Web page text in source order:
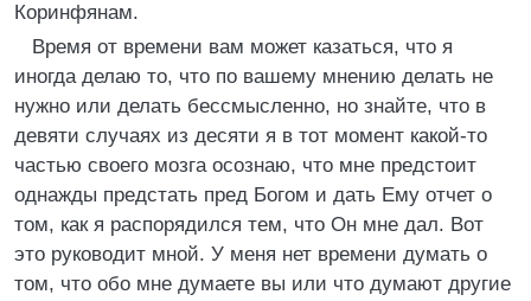
Коринфянам.
Время от времени вам может казаться, что я
иногда делаю то, что по вашему мнению делать не
нужно или делать бессмысленно, но знайте, что в
девяти случаях из десяти я в тот момент какой-то
частью своего мозга осознаю, что мне предстоит
однажды предстать пред Богом и дать Ему отчет о
том, как я распорядился тем, что Он мне дал. Вот
это руководит мной. У меня нет времени думать о
том, что обо мне думаете вы или что думают другие